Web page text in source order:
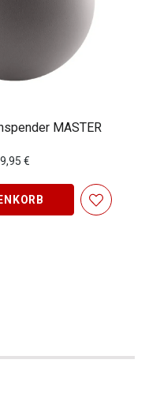
MASTER
€